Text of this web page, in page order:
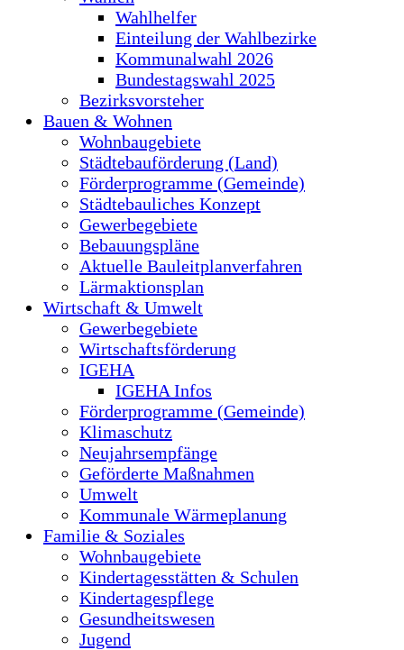
Wahlhelfer
Einteilung der Wahlbezirke
Kommunalwahl 2026
Bundestagswahl 2025
Bezirksvorsteher
Bauen & Wohnen
Wohnbaugebiete
Städtebauförderung (Land)
Förderprogramme (Gemeinde)
Städtebauliches Konzept
Gewerbegebiete
Bebauungspläne
Aktuelle Bauleitplanverfahren
Lärmaktionsplan
Wirtschaft & Umwelt
Gewerbegebiete
Wirtschaftsförderung
IGEHA
IGEHA Infos
Förderprogramme (Gemeinde)
Klimaschutz
Neujahrsempfänge
Geförderte Maßnahmen
Umwelt
Kommunale Wärmeplanung
Familie & Soziales
Wohnbaugebiete
Kindertagesstätten & Schulen
Kindertagespflege
Gesundheitswesen
Jugend